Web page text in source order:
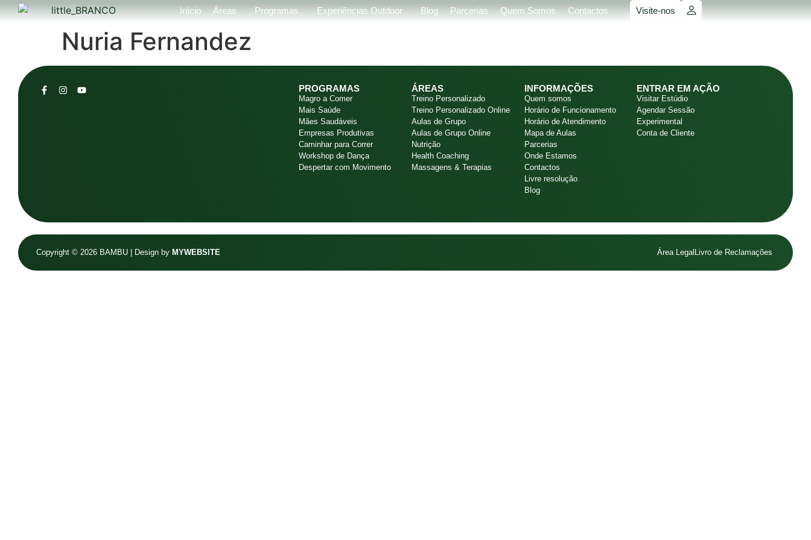
Início Áreas Programas Experiências Outdoor Blog Parcerias Quem Somos Contactos Visite-nos
Nuria Fernandez
PROGRAMAS
Magro a Comer
Mais Saúde
Mães Saudáveis
Empresas Produtivas
Caminhar para Correr
Workshop de Dança
Despertar com Movimento
ÁREAS
Treino Personalizado
Treino Personalizado Online
Aulas de Grupo
Aulas de Grupo Online
Nutrição
Health Coaching
Massagens & Terapias
INFORMAÇÕES
Quem somos
Horário de Funcionamento
Horário de Atendimento
Mapa de Aulas
Parcerias
Onde Estamos
Contactos
Livre resolução
Blog
ENTRAR EM AÇÃO
Visitar Estúdio
Agendar Sessão
Experimental
Conta de Cliente
Copyright © 2026 BAMBU | Design by MYWEBSITE Livro de Reclamações
Área Legal